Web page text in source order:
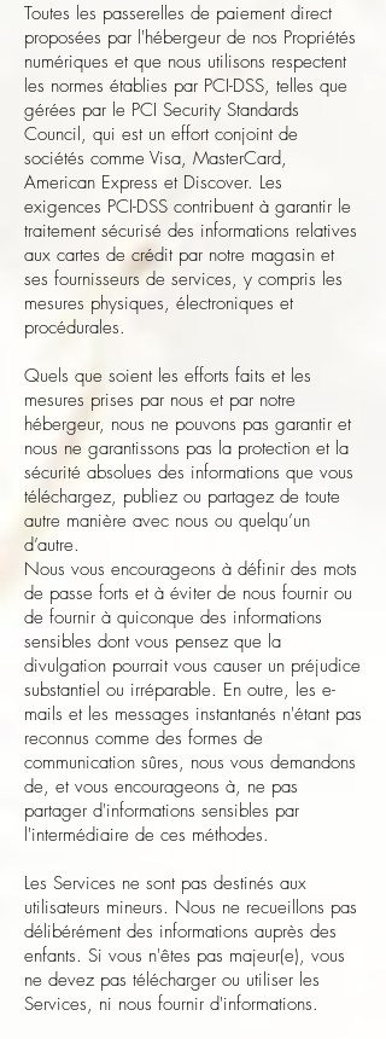
Toutes les passerelles de paiement direct
proposées par l'hébergeur de nos Propriétés
numériques et que nous utilisons respectent
les normes établies par PCI-DSS, telles que
gérées par le PCI Security Standards
Council, qui est un effort conjoint de
sociétés comme Visa, MasterCard,
American Express et Discover. Les
exigences PCI-DSS contribuent à garantir le
traitement sécurisé des informations relatives
aux cartes de crédit par notre magasin et
ses fournisseurs de services, y compris les
mesures physiques, électroniques et
procédurales.
Quels que soient les efforts faits et les
mesures prises par nous et par notre
hébergeur, nous ne pouvons pas garantir et
nous ne garantissons pas la protection et la
sécurité absolues des informations que vous
téléchargez, publiez ou partagez de toute
autre manière avec nous ou quelqu’un
d’autre.
Nous vous encourageons à définir des mots
de passe forts et à éviter de nous fournir ou
de fournir à quiconque des informations
sensibles dont vous pensez que la
divulgation pourrait vous causer un préjudice
substantiel ou irréparable. En outre, les e-
mails et les messages instantanés n'étant pas
reconnus comme des formes de
communication sûres, nous vous demandons
de, et vous encourageons à, ne pas
partager d'informations sensibles par
l'intermédiaire de ces méthodes.
Les Services ne sont pas destinés aux
utilisateurs mineurs. Nous ne recueillons pas
délibérément des informations auprès des
enfants. Si vous n'êtes pas majeur(e), vous
ne devez pas télécharger ou utiliser les
Services, ni nous fournir d'informations.